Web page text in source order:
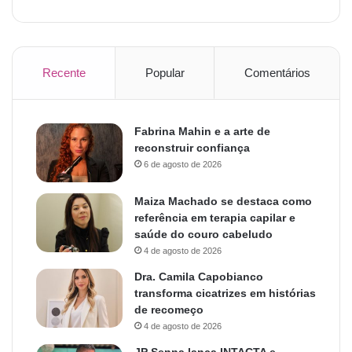
Recente Popular Comentários
Fabrina Mahin e a arte de
reconstruir confiança
6 de agosto de 2026
Maiza Machado se destaca como
referência em terapia capilar e
saúde do couro cabeludo
4 de agosto de 2026
Dra. Camila Capobianco
transforma cicatrizes em histórias
de recomeço
4 de agosto de 2026